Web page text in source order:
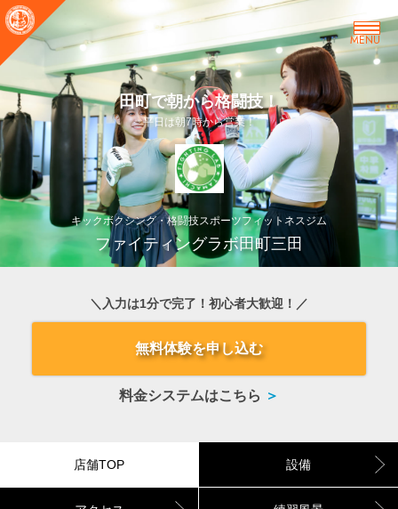
MENU
田町で朝から格闘技！
平日は朝7時から営業！
キックボクシング・格闘技スポーツフィットネスジム
ファイティングラボ田町三田
＼入力は1分で完了！初心者大歓迎！／
無料体験を申し込む
料金システムはこちら
店舗TOP 設備